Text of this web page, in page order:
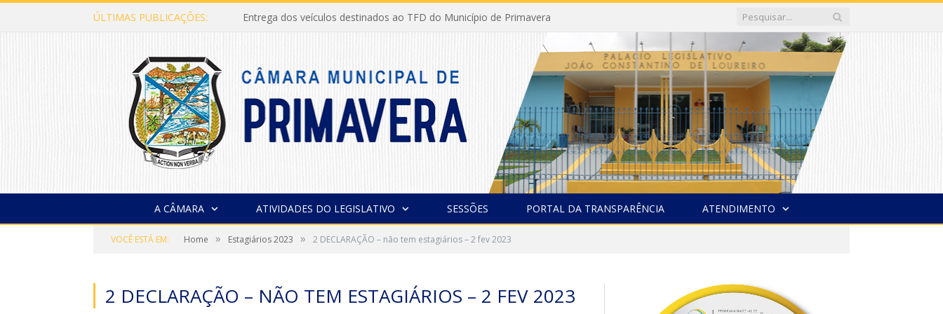
ÚLTIMAS PUBLICAÇÕES: Entrega dos veículos destinados ao TFD do Município de Primavera
A CÂMARA ATIVIDADES DO LEGISLATIVO SESSÕES PORTAL DA TRANSPARÊNCIA ATENDIMENTO
VOCÊ ESTÁ EM: Home » Estagiários 2023 » 2 DECLARAÇÃO – não tem estagiários – 2 fev 2023
2 DECLARAÇÃO – NÃO TEM ESTAGIÁRIOS – 2 FEV 2023